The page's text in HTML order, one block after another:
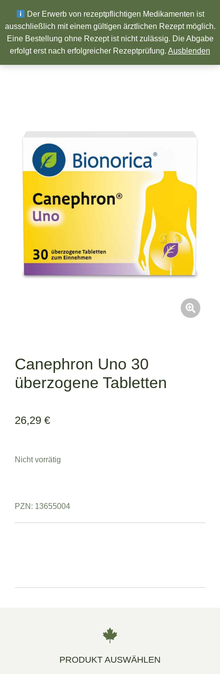
Wir wünschen ein Frohes neues Jahr!
Canephron Uno 30
überzogene Tabletten
26,29 €
Nicht vorrätig
PZN: 13655004
PRODUKT AUSWÄHLEN
Der Erwerb von rezeptpflichtigen Medikamenten ist
ausschließlich mit einem gültigen ärztlichen Rezept möglich.
Eine Bestellung ohne Rezept ist nicht zulässig. Die Abgabe
erfolgt erst nach erfolgreicher Rezeptprüfung. Ausblenden